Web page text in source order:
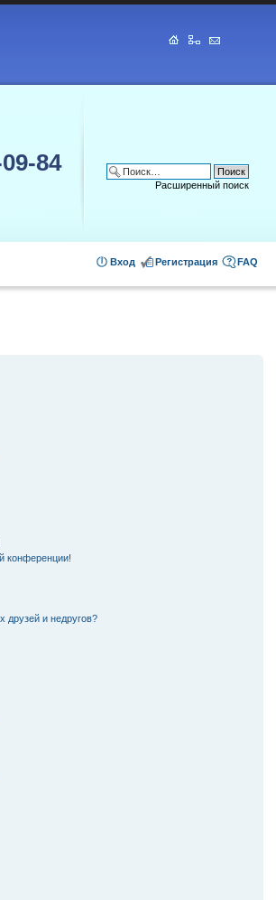
84
Расширенный поиск
FAQ
Регистрация
Вход
конференции!
друзей и недругов?